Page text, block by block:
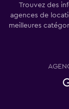
1
Y
axis
Trouvez des
agences de
meilleures